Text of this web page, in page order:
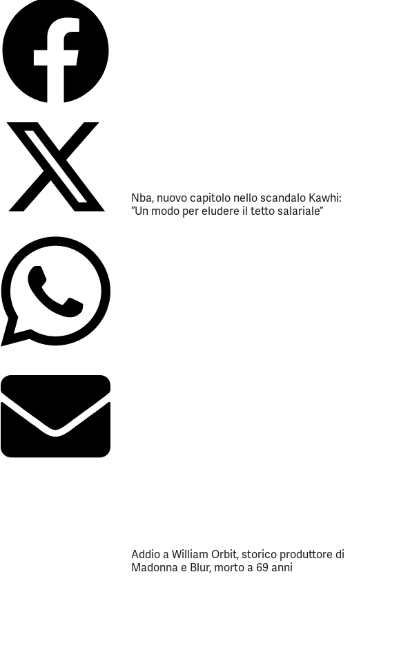
Nba, nuovo capitolo nello scandalo Kawhi:
“Un modo per eludere il tetto salariale”
Addio a William Orbit, storico produttore di
Madonna e Blur, morto a 69 anni